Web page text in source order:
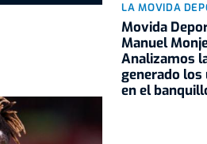
LA MOVIDA
Movida
Manuel
Analizamos
generado
en el